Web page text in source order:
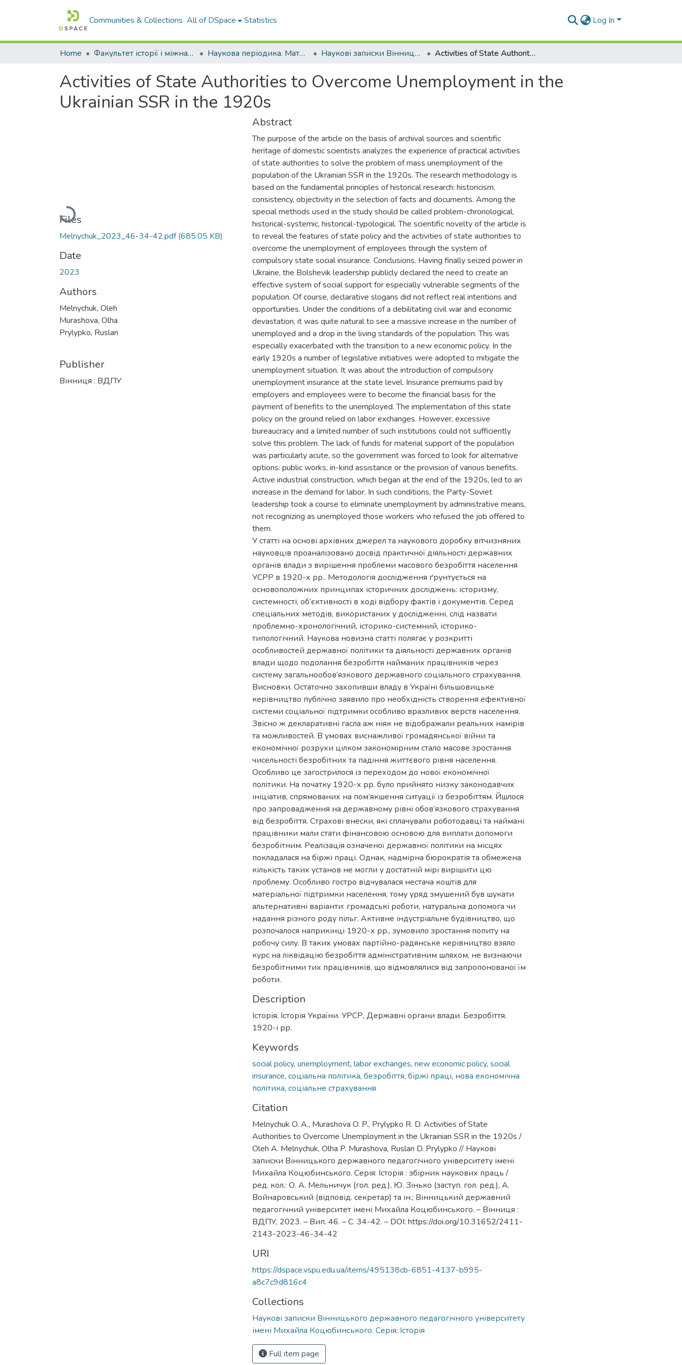
Communities & Collections All of DSpace Statistics Log In
Home Факультет історії і міжнародних відносин Наукова періодика. Матеріали конференцій Наукові записки Вінницького державного педагогічного університету імені Михайла Коцюбинського. Серія: Історія Activities of State Authorities to Overcome Unemployment in the Ukrainian SSR in the 1920s
Activities of State Authorities to Overcome Unemployment in the
Ukrainian SSR in the 1920s
Loading...
Files
Melnychuk_2023_46-34-42.pdf(685.05 KB)
Date
2023
Authors
Melnychuk, Oleh
Murashova, Olha
Prylypko, Ruslan
Publisher
Вінниця : ВДПУ
Abstract
The purpose of the article on the basis of archival sources and scientific
heritage of domestic scientists analyzes the experience of practical activities
of state authorities to solve the problem of mass unemployment of the
population of the Ukrainian SSR in the 1920s. The research methodology is
based on the fundamental principles of historical research: historicism,
consistency, objectivity in the selection of facts and documents. Among the
special methods used in the study should be called problem-chronological,
historical-systemic, historical-typological. The scientific novelty of the article is
to reveal the features of state policy and the activities of state authorities to
overcome the unemployment of employees through the system of
compulsory state social insurance. Conclusions. Having finally seized power in
Ukraine, the Bolshevik leadership publicly declared the need to create an
effective system of social support for especially vulnerable segments of the
population. Of course, declarative slogans did not reflect real intentions and
opportunities. Under the conditions of a debilitating civil war and economic
devastation, it was quite natural to see a massive increase in the number of
unemployed and a drop in the living standards of the population. This was
especially exacerbated with the transition to a new economic policy. In the
early 1920s a number of legislative initiatives were adopted to mitigate the
unemployment situation. It was about the introduction of compulsory
unemployment insurance at the state level. Insurance premiums paid by
employers and employees were to become the financial basis for the
payment of benefits to the unemployed. The implementation of this state
policy on the ground relied on labor exchanges. However, excessive
bureaucracy and a limited number of such institutions could not sufficiently
solve this problem. The lack of funds for material support of the population
was particularly acute, so the government was forced to look for alternative
options: public works, in-kind assistance or the provision of various benefits.
Active industrial construction, which began at the end of the 1920s, led to an
increase in the demand for labor. In such conditions, the Party-Soviet
leadership took a course to eliminate unemployment by administrative means,
not recognizing as unemployed those workers who refused the job offered to
them.
У статті на основі архівних джерел та наукового доробку вітчизняних
науковців проаналізовано досвід практичної діяльності державних
органів влади з вирішення проблеми масового безробіття населення
УСРР в 1920-х рр.. Методологія дослідження ґрунтується на
основоположних принципах історичних досліджень: історизму,
системності, об’єктивності в ході відбору фактів і документів. Серед
спеціальних методів, використаних у дослідженні, слід назвати
проблемно-хронологічний, історико-системний, історико-
типологічний. Наукова новизна статті полягає у розкритті
особливостей державної політики та діяльності державних органів
влади щодо подолання безробіття найманих працівників через
систему загальнообов’язкового державного соціального страхування.
Висновки. Остаточно захопивши владу в Україні більшовицьке
керівництво публічно заявило про необхідність створення ефективної
системи соціальної підтримки особливо вразливих верств населення.
Звісно ж декларативні гасла аж ніяк не відображали реальних намірів
та можливостей. В умовах виснажливої громадянської війни та
економічної розрухи цілком закономірним стало масове зростання
чисельності безробітних та падіння життєвого рівня населення.
Особливо це загострилося із переходом до нової економічної
політики. На початку 1920-х рр. було прийнято низку законодавчих
ініціатив, спрямованих на пом’якшення ситуації із безробіттям. Йшлося
про запровадження на державному рівні обов’язкового страхування
від безробіття. Страхові внески, які сплачували роботодавці та наймані
працівники мали стати фінансовою основою для виплати допомоги
безробітним. Реалізація означеної державної політики на місцях
покладалася на біржі праці. Однак, надмірна бюрократія та обмежена
кількість таких установ не могли у достатній мірі вирішити цю
проблему. Особливо гостро відчувалася нестача коштів для
матеріальної підтримки населення, тому уряд змушений був шукати
альтернативні варіанти: громадські роботи, натуральна допомога чи
надання різного роду пільг. Активне індустріальне будівництво, що
розпочалося наприкінці 1920-х рр., зумовило зростання попиту на
робочу силу. В таких умовах партійно-радянське керівництво взяло
курс на ліквідацію безробіття адміністративним шляхом, не визнаючи
безробітними тих працівників, що відмовлялися від запропонованої їм
роботи.
Description
Історія. Історія України. УРСР, Державні органи влади. Безробіття.
1920-і рр.
Keywords
social policy, unemployment, labor exchanges, new economic policy, social
insurance, соціальна політика, безробіття, біржі праці, нова економічна
політика, соціальне страхування
Citation
Melnychuk O. A., Murashova O. P., Prylypko R. D. Activities of State
Authorities to Overcome Unemployment in the Ukrainian SSR in the 1920s /
Oleh A. Melnychuk, Olha P. Murashova, Ruslan D. Prylypko // Наукові
записки Вінницького державного педагогічного університету імені
Михайла Коцюбинського. Серія: Історія : збірник наукових праць /
ред. кол.: О. А. Мельничук (гол. ред.), Ю. Зінько (заступ. гол. ред.), А.
Войнаровський (відповід. секретар) та ін.; Вінницький державний
педагогічний університет імені Михайла Коцюбинського. – Вінниця :
ВДПУ, 2023. – Вип. 46. – С. 34-42. – DOI: https://doi.org/10.31652/2411-
2143-2023-46-34-42
URI
https://dspace.vspu.edu.ua/items/495138cb-6851-4137-b995-
a8c7c9d816c4
Collections
Наукові записки Вінницького державного педагогічного університету
імені Михайла Коцюбинського. Серія: Історія
Full item page